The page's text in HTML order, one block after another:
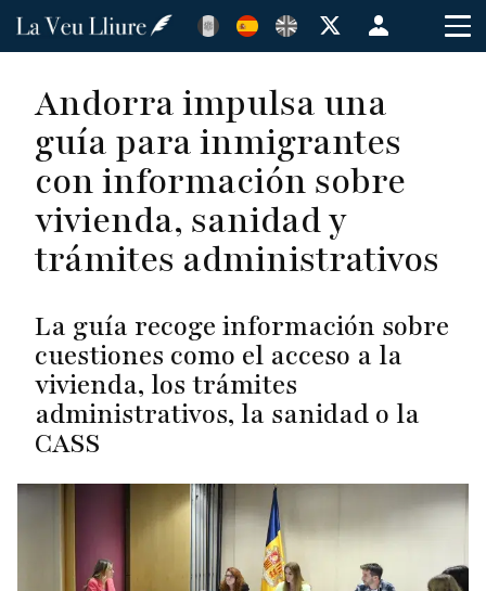
Pasar
principal
Menú
de
de
usuario
Andorra impulsa una
guía para inmigrantes
con información sobre
vivienda, sanidad y
trámites administrativos
La guía recoge información sobre
cuestiones como el acceso a la
vivienda, los trámites
administrativos, la sanidad o la
CASS